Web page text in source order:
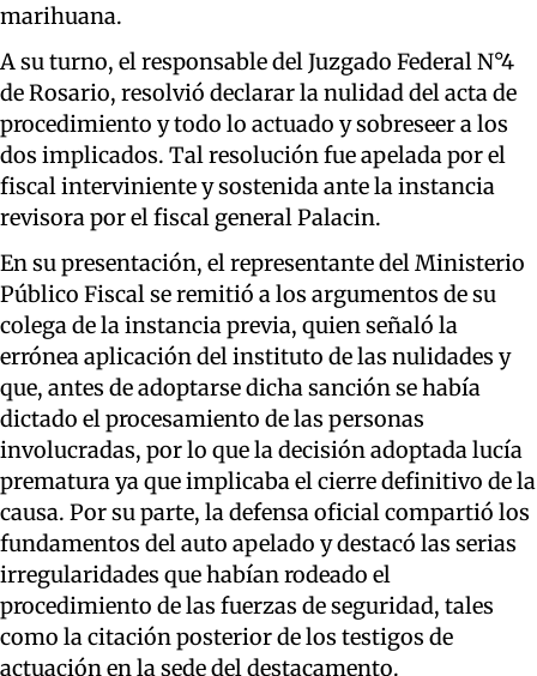
marihuana.
A su turno, el responsable del Juzgado Federal N°4
de Rosario, resolvió declarar la nulidad del acta de
procedimiento y todo lo actuado y sobreseer a los
dos implicados. Tal resolución fue apelada por el
fiscal interviniente y sostenida ante la instancia
revisora por el fiscal general Palacin.
En su presentación, el representante del Ministerio
Público Fiscal se remitió a los argumentos de su
colega de la instancia previa, quien señaló la
errónea aplicación del instituto de las nulidades y
que, antes de adoptarse dicha sanción se había
dictado el procesamiento de las personas
involucradas, por lo que la decisión adoptada lucía
prematura ya que implicaba el cierre definitivo de la
causa. Por su parte, la defensa oficial compartió los
fundamentos del auto apelado y destacó las serias
irregularidades que habían rodeado el
procedimiento de las fuerzas de seguridad, tales
como la citación posterior de los testigos de
actuación en la sede del destacamento.